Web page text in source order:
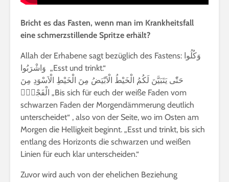
Bricht es das Fasten, wenn man im Krankheitsfall
eine schmerzstillende Spritze erhält?
Allah der Erhabene sagt bezüglich des Fastens: وَكُلُوا
وَاشْرَبُوا „Esst und trinkt.“
حَتّٰى يَتَبَيَّنَ لَكُمُ الْخَيْطُ الْاَبْيَضُ مِنَ الْخَيْطِ الْاَسْوَدِ مِنَ
الْفَجْرِۖ „Bis sich für euch der weiße Faden vom
schwarzen Faden der Morgendämmerung deutlich
unterscheidet“ , also von der Seite, wo im Osten am
Morgen die Helligkeit beginnt. „Esst und trinkt, bis sich
entlang des Horizonts die schwarzen und weißen
Linien für euch klar unterscheiden.“
Zuvor wird auch von der ehelichen Beziehung